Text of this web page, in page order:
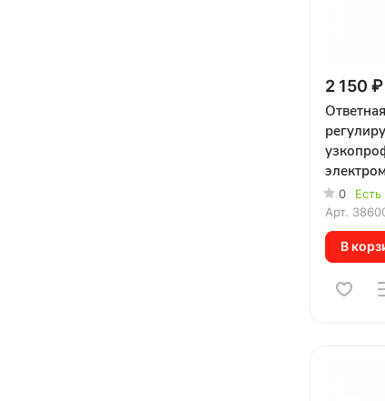
2 150 ₽
замков
0
Арт.
В